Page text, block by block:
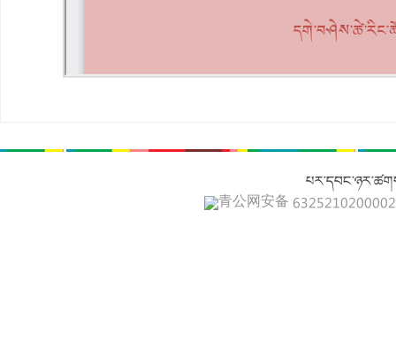
青公网安备